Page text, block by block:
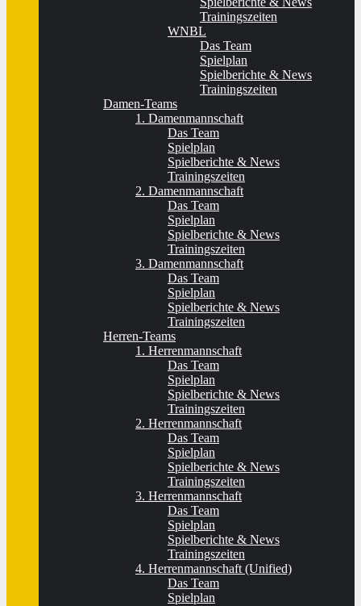
Trainingszeiten
WNBL
Das Team
Spielplan
Spielberichte & News
Trainingszeiten
Damen-Teams
1. Damenmannschaft
Das Team
Spielplan
Spielberichte & News
Trainingszeiten
2. Damenmannschaft
Das Team
Spielplan
Spielberichte & News
Trainingszeiten
3. Damenmannschaft
Das Team
Spielplan
Spielberichte & News
Trainingszeiten
Herren-Teams
1. Herrenmannschaft
Das Team
Spielplan
Spielberichte & News
Trainingszeiten
2. Herrenmannschaft
Das Team
Spielplan
Spielberichte & News
Trainingszeiten
3. Herrenmannschaft
Das Team
Spielplan
Spielberichte & News
Trainingszeiten
4. Herrenmannschaft (Unified)
Das Team
Spielplan